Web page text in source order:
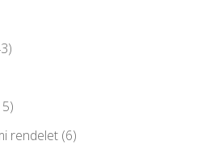
rendelet (6)